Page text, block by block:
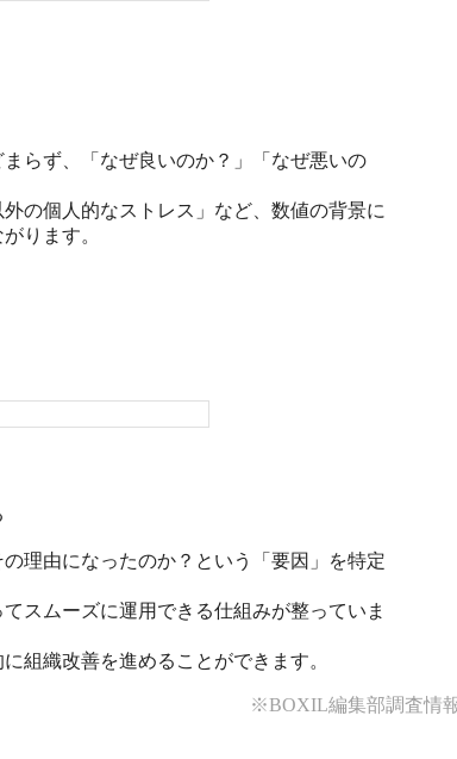
らず、「なぜ良いのか？」「なぜ悪いの
の個人的なストレス」など、数値の背景に
ります。
理由になったのか？という「要因」を特定
スムーズに運用できる仕組みが整っていま
※BOXIL編集部調査情